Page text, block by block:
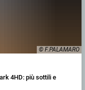
© F.PALAMARO
4HD: più sottili e